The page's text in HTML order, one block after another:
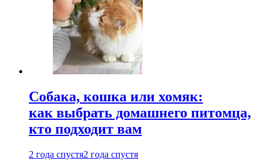
Собака, кошка или хомяк:
как выбрать домашнего питомца,
кто подходит вам
2 года спустя2 года спустя